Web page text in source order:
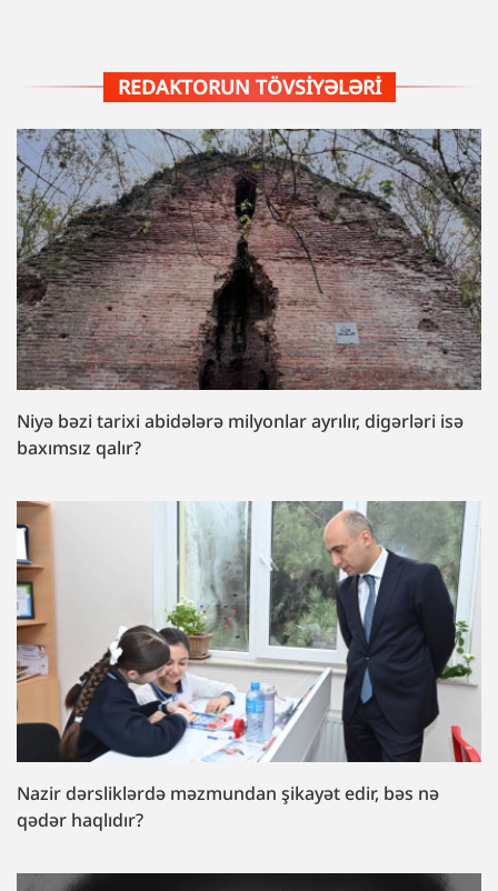
REDAKTORUN TÖVSIYƏLƏRI
Niyə bəzi tarixi abidələrə milyonlar ayrılır, digərləri isə
baxımsız qalır?
Nazir dərsliklərdə məzmundan şikayət edir, bəs nə
qədər haqlıdır?